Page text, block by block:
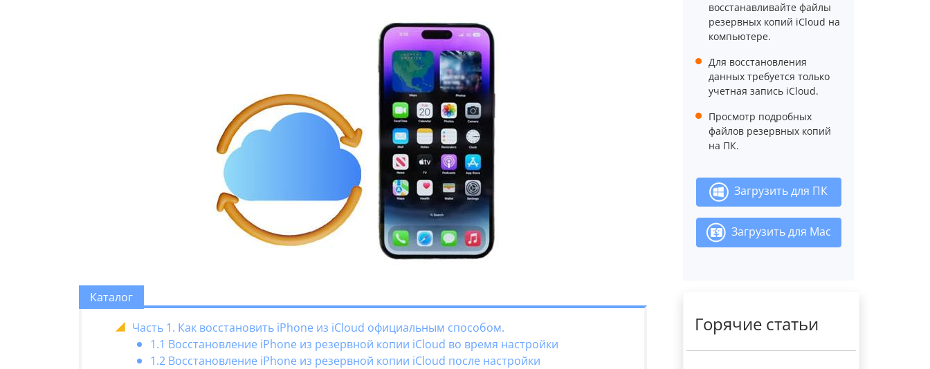
Каталог
Часть 1. Как восстановить iPhone из iCloud официальным способом.
1.1 Восстановление iPhone из резервной копии iCloud во время настройки
1.2 Восстановление iPhone из резервной копии iCloud после настройки
восстанавливайте файлы
резервных копий iCloud на
компьютере.
Для восстановления
данных требуется только
учетная запись iCloud.
Просмотр подробных
файлов резервных копий
на ПК.
Загрузить для ПК
Загрузить для Mac
Горячие статьи